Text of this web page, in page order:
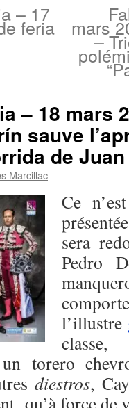
– 17
feria mars
–
– 18 mars
sauve
de
Marcillac
Ce
sera
Pedro
l’illustre
torero
diestros,
qu’à force de